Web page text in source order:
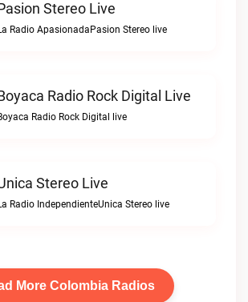
Stereo Live
Radio ApasionadaPasion Stereo live
Radio Rock Digital Live
Radio Rock Digital live
Stereo Live
Radio IndependienteUnica Stereo live
More Colombia Radios